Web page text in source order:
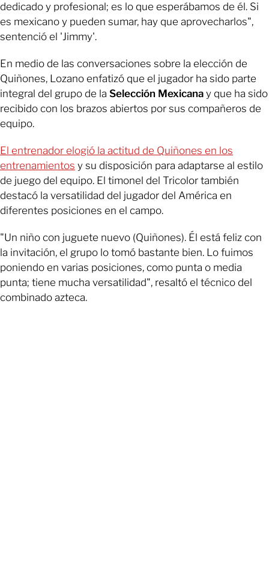
dedicado y profesional; es lo que esperábamos de él. Si
es mexicano y pueden sumar, hay que aprovecharlos",
sentenció el 'Jimmy'.
En medio de las conversaciones sobre la elección de
Quiñones, Lozano enfatizó que el jugador ha sido parte
integral del grupo de la Selección Mexicana y que ha sido
recibido con los brazos abiertos por sus compañeros de
equipo.
El entrenador elogió la actitud de Quiñones en los
entrenamientos y su disposición para adaptarse al estilo
de juego del equipo. El timonel del Tricolor también
destacó la versatilidad del jugador del América en
diferentes posiciones en el campo.
"Un niño con juguete nuevo (Quiñones). Él está feliz con
la invitación, el grupo lo tomó bastante bien. Lo fuimos
poniendo en varias posiciones, como punta o media
punta; tiene mucha versatilidad", resaltó el técnico del
combinado azteca.